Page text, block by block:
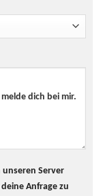
unseren Server
Anfrage zu